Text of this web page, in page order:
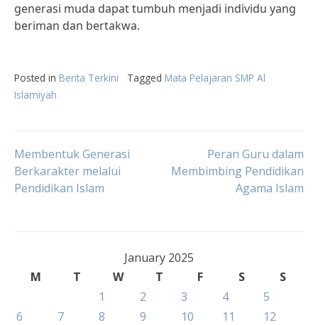
generasi muda dapat tumbuh menjadi individu yang
beriman dan bertakwa.
Posted in Berita Terkini Tagged Mata Pelajaran SMP Al
Islamiyah
Post
navigation
Membentuk Generasi
Berkarakter melalui
Pendidikan Islam
Peran Guru dalam
Membimbing Pendidikan
Agama Islam
January 2025
M
T W T F S
S
1
2 3 4
5
6
7 8 9 10 11
12